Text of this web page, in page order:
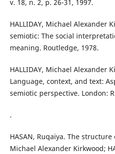
v. 18, n. 2, p. 26-31, 1997.
HALLIDAY, Michael Alexander
semiotic: The social
meaning. Routledge, 1978.
HALLIDAY, Michael Alexander
Language, context, and text:
semiotic perspective. London:
.
HASAN, Ruqaiya. The structure
Michael Alexander Kirkwood;